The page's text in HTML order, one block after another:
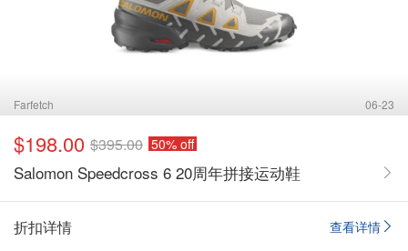
Farfetch 06-23
$198.00 $395.00 50% off
Salomon Speedcross 6 20周年拼接运动鞋
查看详情
折扣详情